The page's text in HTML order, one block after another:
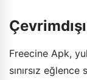
Freecine Apk,
sınırsız